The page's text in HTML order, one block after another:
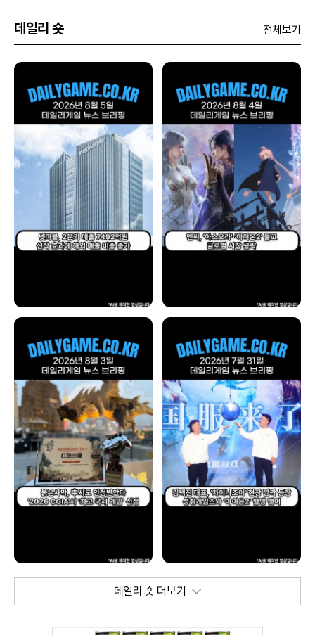
데일리 숏 전체보기
데일리 숏 더보기